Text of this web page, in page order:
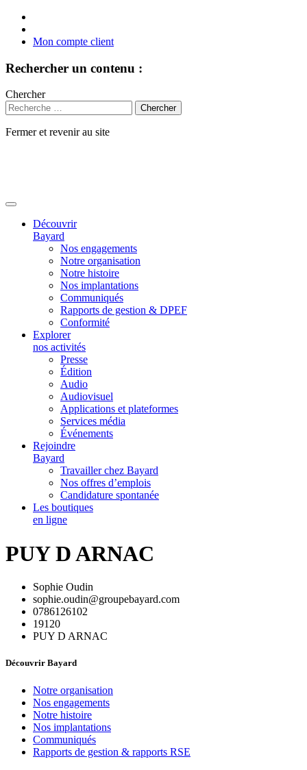
Mon compte client
Rechercher un contenu :
Chercher
Fermer et revenir au site
Découvrir
Bayard
Nos engagements
Notre organisation
Notre histoire
Nos implantations
Communiqués
Rapports de gestion & DPEF
Conformité
Explorer
nos activités
Presse
Édition
Audio
Audiovisuel
Applications et plateformes
Services média
Événements
Rejoindre
Bayard
Travailler chez Bayard
Nos offres d’emplois
Candidature spontanée
Les boutiques
en ligne
PUY D ARNAC
Sophie Oudin
sophie.oudin@groupebayard.com
0786126102
19120
PUY D ARNAC
Découvrir Bayard
Notre organisation
Nos engagements
Notre histoire
Nos implantations
Communiqués
Rapports de gestion & rapports RSE